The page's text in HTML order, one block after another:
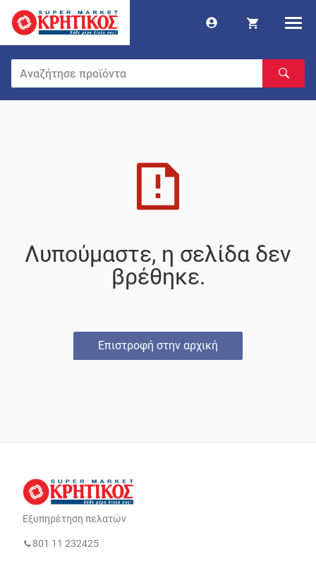
Λυπούμαστε, η σελίδα δεν
βρέθηκε.
Επιστροφή στην αρχική
Εξυπηρέτηση πελατών
801 11 232425